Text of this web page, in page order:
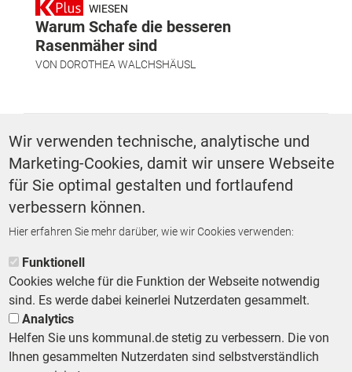
WIESEN
Warum Schafe die besseren
Rasenmäher sind
VON DOROTHEA WALCHSHÄUSL
Straßen und Verkehr
ZURÜCK ZUR STARTSEITE
Footer First Navigation
MESSE KOMMUNAL LESERSERVICE AGB DATENSCHUTZ
Wir verwenden technische, analytische und
Marketing-Cookies, damit wir unsere Webseite
für Sie optimal gestalten und fortlaufend
verbessern können.
Hier erfahren Sie mehr darüber, wie wir Cookies verwenden:
Funktionell
Cookies welche für die Funktion der Webseite notwendig
sind. Es werde dabei keinerlei Nutzerdaten gesammelt.
Analytics
Helfen Sie uns kommunal.de stetig zu verbessern. Die von
Ihnen gesammelten Nutzerdaten sind selbstverständlich